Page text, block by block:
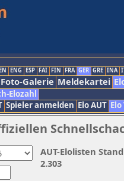
ENG ESP FAI FIN FRA GER GRE INA
Foto-Galerie Meldekartei
Elozahl
Spieler anmelden Elo AUT
AUT-Elolisten
2.303